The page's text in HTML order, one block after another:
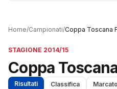
Home/Campionati/Coppa Toscana
STAGIONE 2014/15
Coppa
Risultati Classifica